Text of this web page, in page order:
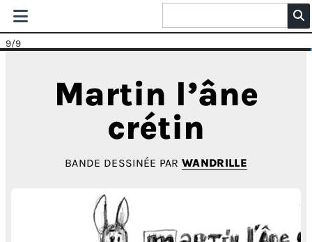
9/9
Martin l’âne
crétin
BANDE DESSINÉE PARWANDRILLE